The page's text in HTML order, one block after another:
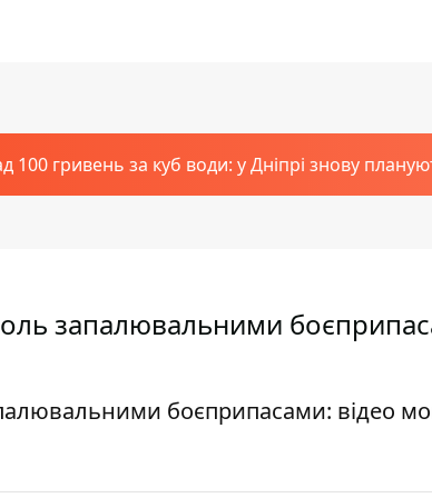
100 гривень за куб води: у Дніпрі знову
запалювальними
боєприпасами: відео